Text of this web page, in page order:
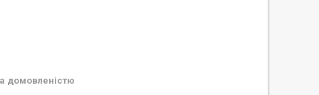
домовленістю